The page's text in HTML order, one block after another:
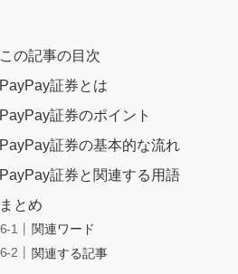
この記事の目次
PayPay証券とは
PayPay証券のポイント
PayPay証券の基本的な流れ
PayPay証券と関連する用語
まとめ
関連ワード
関連する記事